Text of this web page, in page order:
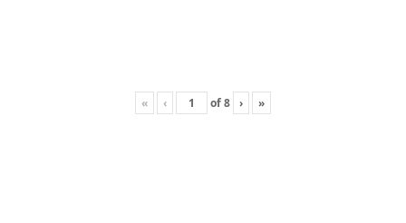
« ‹ of8 › »